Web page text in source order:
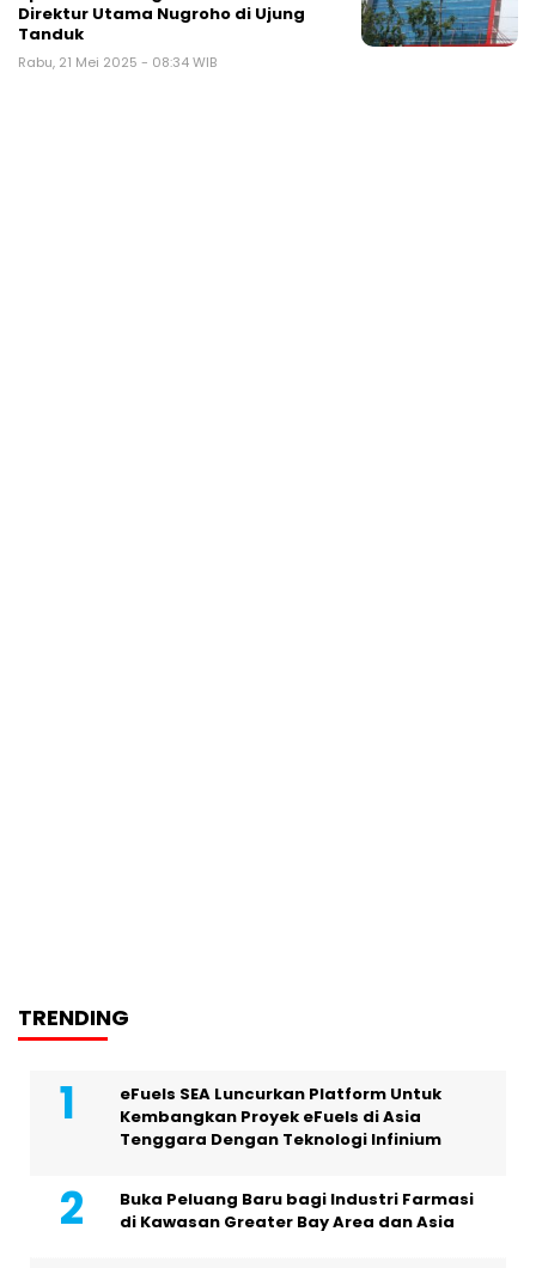
Direktur Utama Nugroho di Ujung
Tanduk
Rabu, 21 Mei 2025 - 08:34 WIB
TRENDING
eFuels SEA Luncurkan Platform Untuk
Kembangkan Proyek eFuels di Asia
Tenggara Dengan Teknologi Infinium
Buka Peluang Baru bagi Industri Farmasi
di Kawasan Greater Bay Area dan Asia